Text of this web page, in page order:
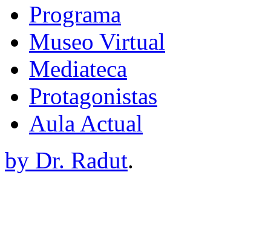
Programa
Museo Virtual
Mediateca
Protagonistas
Aula Actual
by Dr. Radut.